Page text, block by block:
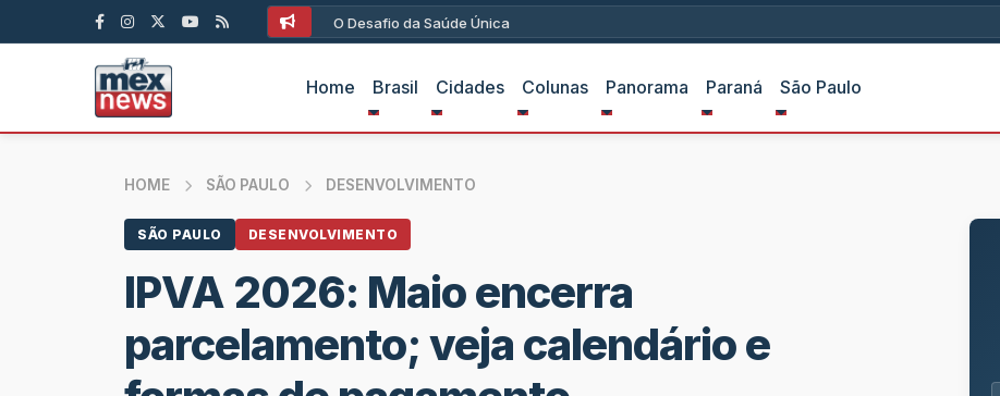
O Desafio da Saúde Única
Home Brasil Cidades Colunas Panorama Paraná São Paulo
HOME SÃO PAULO DESENVOLVIMENTO
SÃO PAULO DESENVOLVIMENTO
IPVA 2026: Maio encerra
parcelamento; veja calendário e